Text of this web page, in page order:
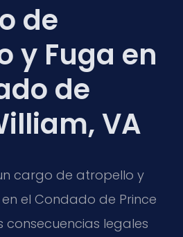
de
y Fuga en
de
VA
cargo de atropello y
el Condado de Prince
consecuencias legales